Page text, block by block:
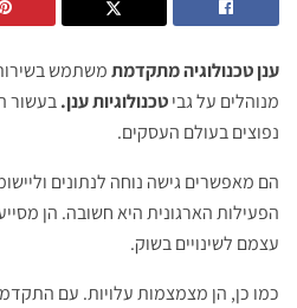
ענן טכנולוגיה מתקדמתמשתמש
מנוהלים על גביטכנולוגיות ענן.בעשור
נפוצים בעולם העסקים.
הם מאפשרים גישה נוחה לנתונים
הפעילות הארגונית היא חשובה. הן
עצמם לשינויים בשוק.
כמו כן, הן מצמצמות עלויות. עם